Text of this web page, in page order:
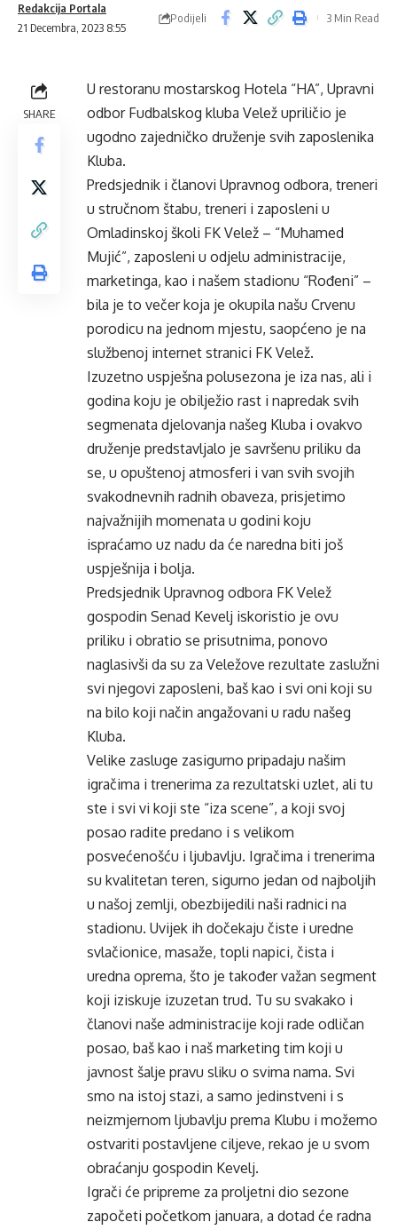
21 Decembra, 2023 8:55
Redakcija Portala
Podijeli 3 Min Read
SHARE
U restoranu mostarskog Hotela “HA”, Upravni
odbor Fudbalskog kluba Velež upriličio je
ugodno zajedničko druženje svih zaposlenika
Kluba.
Predsjednik i članovi Upravnog odbora, treneri
u stručnom štabu, treneri i zaposleni u
Omladinskoj školi FK Velež – “Muhamed
Mujić”, zaposleni u odjelu administracije,
marketinga, kao i našem stadionu “Rođeni” –
bila je to večer koja je okupila našu Crvenu
porodicu na jednom mjestu, saopćeno je na
službenoj internet stranici FK Velež.
Izuzetno uspješna polusezona je iza nas, ali i
godina koju je obilježio rast i napredak svih
segmenata djelovanja našeg Kluba i ovakvo
druženje predstavljalo je savršenu priliku da
se, u opuštenoj atmosferi i van svih svojih
svakodnevnih radnih obaveza, prisjetimo
najvažnijih momenata u godini koju
ispraćamo uz nadu da će naredna biti još
uspješnija i bolja.
Predsjednik Upravnog odbora FK Velež
gospodin Senad Kevelj iskoristio je ovu
priliku i obratio se prisutnima, ponovo
naglasivši da su za Veležove rezultate zaslužni
svi njegovi zaposleni, baš kao i svi oni koji su
na bilo koji način angažovani u radu našeg
Kluba.
Velike zasluge zasigurno pripadaju našim
igračima i trenerima za rezultatski uzlet, ali tu
ste i svi vi koji ste “iza scene”, a koji svoj
posao radite predano i s velikom
posvećenošću i ljubavlju. Igračima i trenerima
su kvalitetan teren, sigurno jedan od najboljih
u našoj zemlji, obezbijedili naši radnici na
stadionu. Uvijek ih dočekaju čiste i uredne
svlačionice, masaže, topli napici, čista i
uredna oprema, što je također važan segment
koji iziskuje izuzetan trud. Tu su svakako i
članovi naše administracije koji rade odličan
posao, baš kao i naš marketing tim koji u
javnost šalje pravu sliku o svima nama. Svi
smo na istoj stazi, a samo jedinstveni i s
neizmjernom ljubavlju prema Klubu i možemo
ostvariti postavljene ciljeve, rekao je u svom
obraćanju gospodin Kevelj.
Igrači će pripreme za proljetni dio sezone
započeti početkom januara, a dotad će radna